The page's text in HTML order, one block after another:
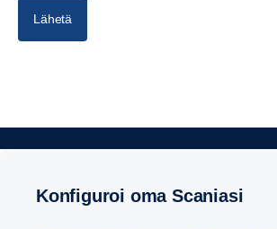
Lähetä
Konfiguroi oma Scaniasi